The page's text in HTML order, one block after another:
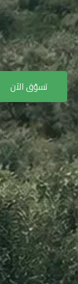
تسوّق الآن